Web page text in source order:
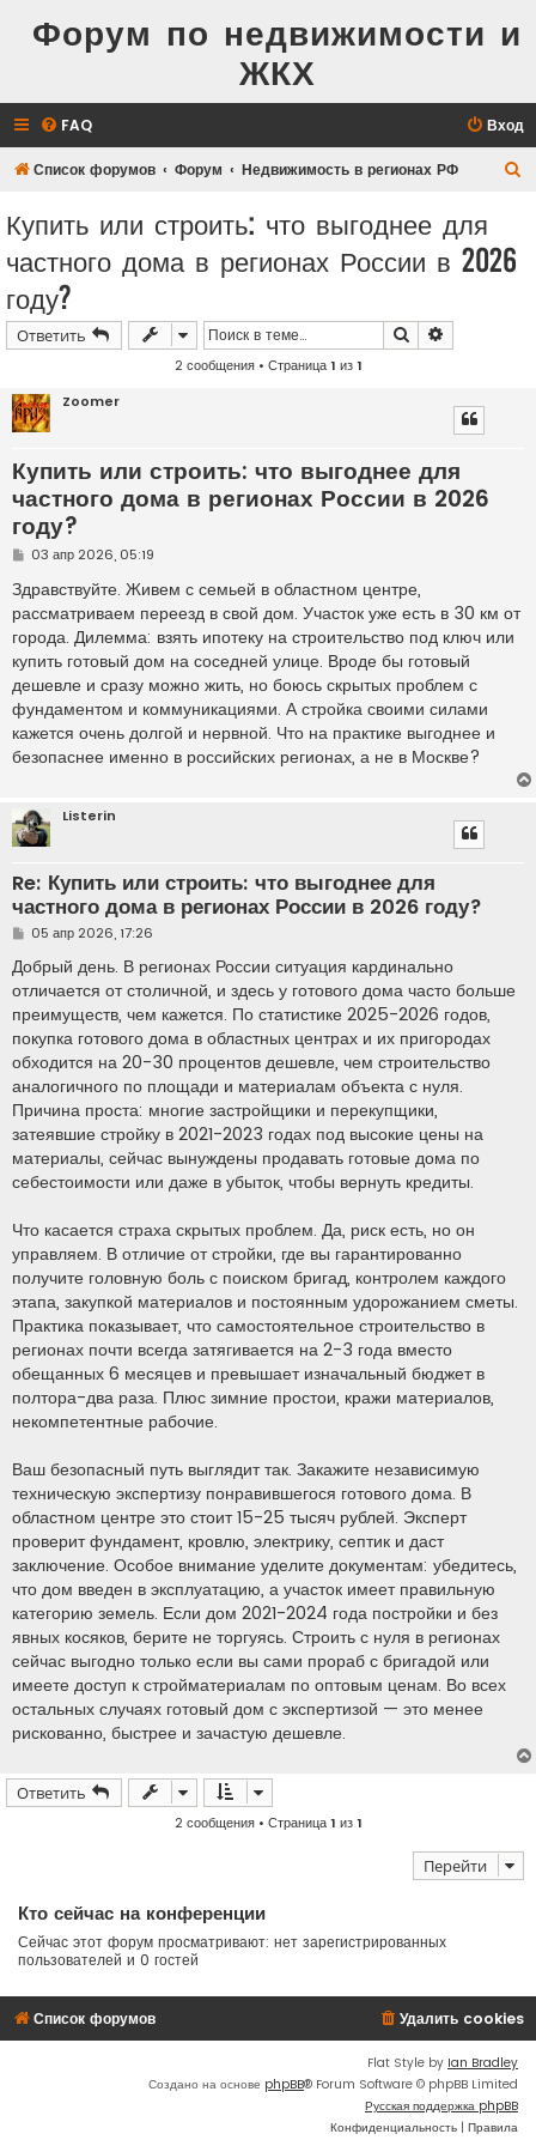
Форум по недвижимости и
ЖКХ
FAQ Вход
Список форумов Форум Недвижимость в регионах РФ
Купить или строить: что выгоднее для
частного дома в регионах России в 2026
году?
Ответить Поиск
2 сообщения • Страница1 из1
Zoomer
Купить или строить: что выгоднее для
частного дома в регионах России в 2026
году?
С
о
б
щ
е
н
и
03 апр 2026, 05:19
Здравствуйте. Живем с семьей в областном центре,
рассматриваем переезд в свой дом. Участок уже есть в 30 км от
города. Дилемма: взять ипотеку на строительство под ключ или
купить готовый дом на соседней улице. Вроде бы готовый
дешевле и сразу можно жить, но боюсь скрытых проблем с
фундаментом и коммуникациями. А стройка своими силами
кажется очень долгой и нервной. Что на практике выгоднее и
безопаснее именно в российских регионах, а не в Москве?
Listerin
Re: Купить или строить: что выгоднее для
частного дома в регионах России в 2026 году?
С
о
б
щ
е
н
и
е
05 апр 2026, 17:26
Добрый день. В регионах России ситуация кардинально
отличается от столичной, и здесь у готового дома часто больше
преимуществ, чем кажется. По статистике 2025-2026 годов,
покупка готового дома в областных центрах и их пригородах
обходится на 20-30 процентов дешевле, чем строительство
аналогичного по площади и материалам объекта с нуля.
Причина проста: многие застройщики и перекупщики,
затеявшие стройку в 2021-2023 годах под высокие цены на
материалы, сейчас вынуждены продавать готовые дома по
себестоимости или даже в убыток, чтобы вернуть кредиты.
Что касается страха скрытых проблем. Да, риск есть, но он
управляем. В отличие от стройки, где вы гарантированно
получите головную боль с поиском бригад, контролем каждого
этапа, закупкой материалов и постоянным удорожанием сметы.
Практика показывает, что самостоятельное строительство в
регионах почти всегда затягивается на 2-3 года вместо
обещанных 6 месяцев и превышает изначальный бюджет в
полтора-два раза. Плюс зимние простои, кражи материалов,
некомпетентные рабочие.
Ваш безопасный путь выглядит так. Закажите независимую
техническую экспертизу понравившегося готового дома. В
областном центре это стоит 15-25 тысяч рублей. Эксперт
проверит фундамент, кровлю, электрику, септик и даст
заключение. Особое внимание уделите документам: убедитесь,
что дом введен в эксплуатацию, а участок имеет правильную
категорию земель. Если дом 2021-2024 года постройки и без
явных косяков, берите не торгуясь. Строить с нуля в регионах
сейчас выгодно только если вы сами прораб с бригадой или
имеете доступ к стройматериалам по оптовым ценам. Во всех
остальных случаях готовый дом с экспертизой — это менее
рискованно, быстрее и зачастую дешевле.
Ответить
2 сообщения • Страница1 из1
Перейти
Кто сейчас на конференции
Сейчас этот форум просматривают: нет зарегистрированных
пользователей и 0 гостей
Список форумов Удалить cookies
Flat Style by Ian Bradley
Создано на основе phpBB® Forum Software © phpBB Limited
Русская поддержка phpBB
Конфиденциальность | Правила